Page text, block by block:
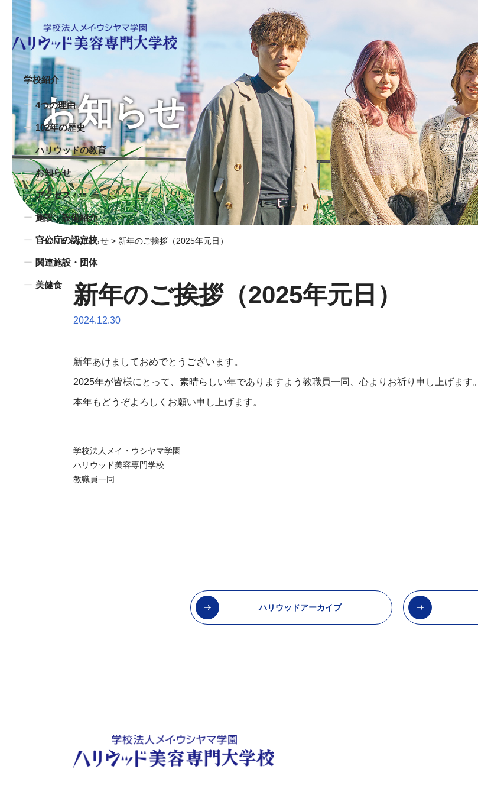
お知らせ
HOME>お知らせ > 新年のご挨拶（2025年元日）
新年のご挨拶（2025年元日）
2024.12.30
新年あけましておめでとうございます。
2025年が皆様にとって、素晴らしい年でありますよう教職員一同、心よりお祈り申し上げます。
本年もどうぞよろしくお願い申し上げます。
学校法人メイ・ウシヤマ学園
ハリウッド美容専門学校
教職員一同
ハリウッドアーカイブ
学校紹介
4つの理由
102年の歴史
ハリウッドの教育
お知らせ
アクセス
施設・設備紹介
官公庁の認定校
関連施設・団体
美健食